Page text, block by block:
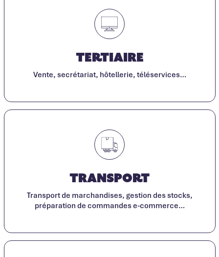
Tertiaire
Vente, secrétariat, hôtellerie, téléservices…
Transport
Transport de marchandises, gestion des stocks,
préparation de commandes e-commerce…